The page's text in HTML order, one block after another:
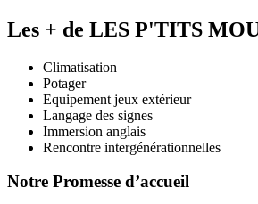
Les + de LES P'TITS
Climatisation
Potager
Equipement jeux extérieur
Langage des signes
Immersion anglais
Rencontre intergénérationnelles
Notre Promesse d’accueil